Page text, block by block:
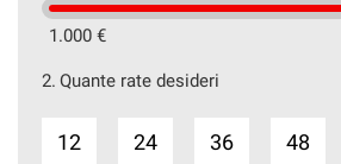
WWW.AUTOCAZZOLA.IT
DI AUTO E VEICOLI COMMERCIALI
1.000 €
2. Quante rate desideri
12 24 36 48